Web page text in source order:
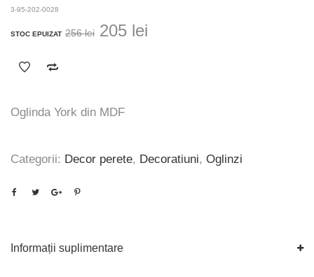
3-95-202-0028
STOC EPUIZAT 256lei Prețul
205 lei
Oglinda York din MDF
Categorii: Decor perete, Decoratiuni, Oglinzi
Informații suplimentare